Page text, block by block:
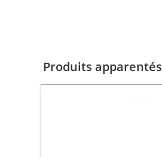
Produits apparentés